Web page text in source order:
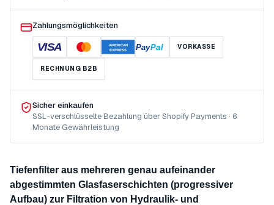
Zahlungsmöglichkeiten
VISA
AMERICAN
EXPRESS
PayPal VORKASSE
RECHNUNG B2B
Sicher einkaufen
SSL-verschlüsselte Bezahlung über Shopify Payments · 6
Monate Gewährleistung
Tiefenfilter aus mehreren genau aufeinander
abgestimmten Glasfaserschichten (progressiver
Aufbau) zur Filtration von Hydraulik- und